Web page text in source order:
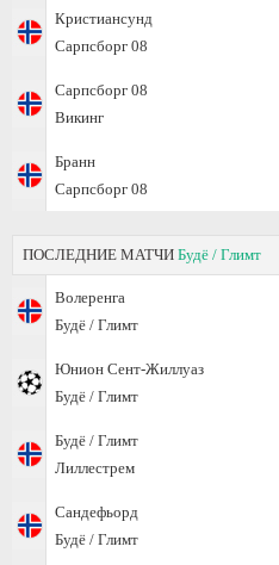
Кристиансунд
Сарпсборг 08
Сарпсборг 08
Викинг
Бранн
Сарпсборг 08
ПОСЛЕДНИЕ МАТЧИ Будё / Глимт
Волеренга
Будё / Глимт
Юнион Сент-Жиллуаз
Будё / Глимт
Будё / Глимт
Лиллестрем
Сандефьорд
Будё / Глимт